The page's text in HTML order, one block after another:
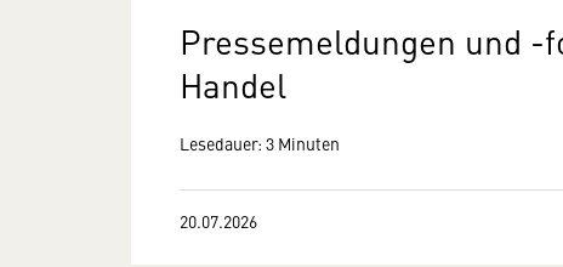
Pressemeldungen und -
Handel
Lesedauer: 3 Minuten
20.07.2026